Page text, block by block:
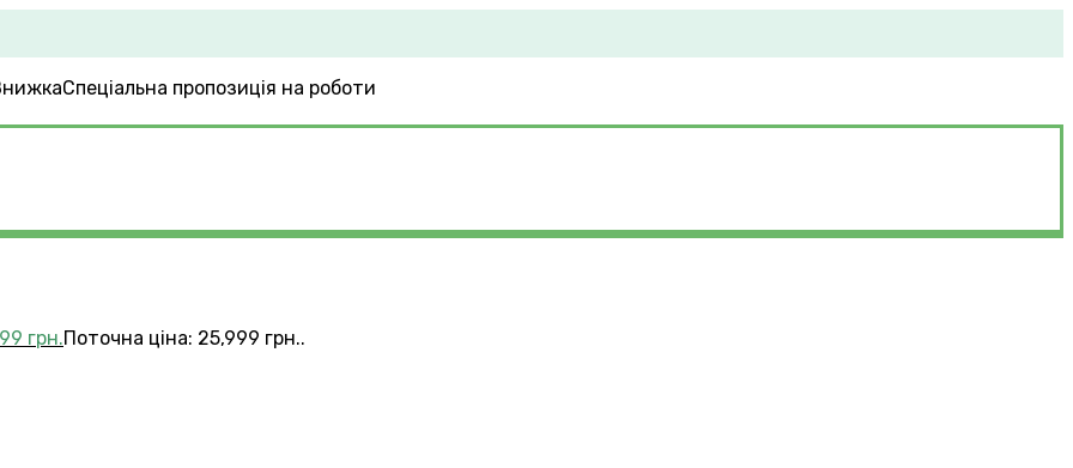
Спеціальна пропозиція на роботи
грн.Поточна ціна: 25,999 грн..